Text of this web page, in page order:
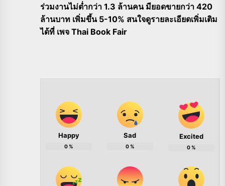
ร่วมงานไม่ต่ำกว่า 1.3 ล้านคน มียอดขายกว่า 420
ล้านบาท เพิ่มขึ้น 5-10% สนใจดูรายละเอียดเพิ่มเติม
ได้ที่ เพจ Thai Book Fair
Happy
0%
Sad
0%
Excited
0%